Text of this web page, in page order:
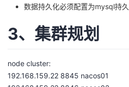
程
认
的
我
术
支
云
声
数据持久化必须配置为mysql持
3、集群规划
node cluster:
192.168.159.22 8845 nacos01